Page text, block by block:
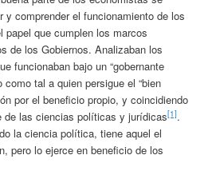
y comprender el funcionamiento de los
papel que cumplen los marcos
de los Gobiernos. Analizaban los
funcionaban bajo un “gobernante
como tal a quien persigue el “bien
por el beneficio propio, y coincidiendo
de las ciencias políticas y jurídicas[1].
la ciencia política, tiene aquel el
pero lo ejerce en beneficio de los